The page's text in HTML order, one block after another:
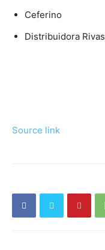
Ceferino
Distribuidora Rivas
Source link